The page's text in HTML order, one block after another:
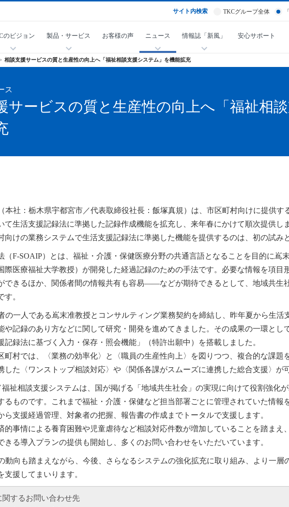
サイト内検索 TKCグループ全体
のビジョン 製品・サービス お客様の声 ニュース 情報誌「新風」 安心サポート
相談支援サービスの質と生産性の向上へ「福祉相談支援システム」を機能拡充
ス
サービスの質と生産性の向上へ「福祉相
本社：栃木県宇都宮市／代表取締役社長：飯塚真規）は、市区町村向けに提供す
て生活支援記録法に準拠した記録作成機能を拡充し、来年春にかけて順次提供し
向けの業務システムで生活支援記録法に準拠した機能を提供するのは、初の試み
（F-SOAIP）とは、福祉・介護・保健医療分野の共通言語となることを目的に嶌
際医療福祉大学教授）が開発した経過記録のための手法です。必要な情報を項目
できるほか、関係者間の情報共有も容易――などが期待できるとして、地域共生
す。
の一人である嶌末准教授とコンサルティング業務契約を締結し、昨年夏から生活
や記録のあり方などに関して研究・開発を進めてきました。その成果の一環とし
記録法に基づく入力・保存・照会機能」（特許出願中）を搭載しました。
町村では、〈業務の効率化〉と〈職員の生産性向上〉を図りつつ、複合的な課題
した〈ワンストップ相談対応〉や〈関係各課がスムーズに連携した総合支援〉が
祉相談支援システムは、国が掲げる「地域共生社会」の実現に向けて役割強化
るものです。これまで福祉・介護・保健など担当部署ごとに管理されていた情報
ら支援経過管理、対象者の把握、報告書の作成までトータルで支援します。
的事情による養育困難や児童虐待など相談対応件数が増加していることを踏まえ
きる導入プランの提供も開始し、多くのお問い合わせをいただいています。
動向も踏まえながら、今後、さらなるシステムの強化拡充に取り組み、より一層
支援してまいります。
関するお問い合わせ先